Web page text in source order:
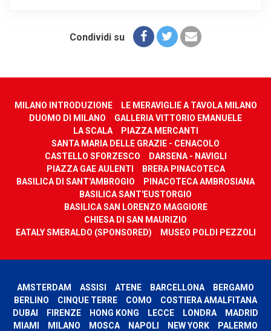
Condividi su
MILANO INTRODUZIONE
LE MERAVIGLIE A TAVOLA MILANO
DUOMO DI MILANO
GALLERIA VITTORIO EMANUELE
LA SCALA
PIAZZA MERCANTI
SANTA MARIA DELLE GRAZIE - CENACOLO
CASTELLO SFORZESCO
DARSENA - NAVIGLI
PIAZZA GAE AULENTI
BRERA PINACOTECA
BASILICA DI SANT'AMBROGIO
PINACOTECA AMBROSIANA
BASILICA SANT'EUSTORGIO
BASILICA SAN LORENZO MAGGIORE
CHIESA DI SAN MAURIZIO
EATALY SMERALDO (SPONSORED)
MUSEO POLDI PEZZOLI
AMSTERDAM ASSISI ATENE BARCELLONA
BERGAMO
BERLINO
CINQUE TERRE COMO
COSTIERA AMALFITANA
DUBAI
FIRENZE HONG KONG LECCE LONDRA
MADRID
MIAMI
MILANO MOSCA NAPOLI NEW YORK PALERMO